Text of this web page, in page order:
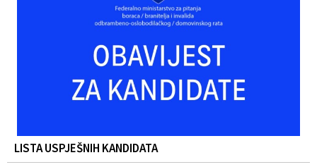
LISTA USPJEŠNIH KANDIDATA